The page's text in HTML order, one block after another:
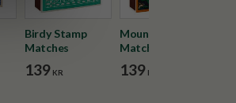
Birdy Stamp
Matches
139 KR
Mount Fuji
Matches
139 KR